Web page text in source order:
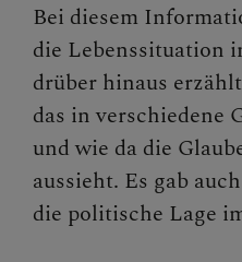
Bei diesem
die Lebenssituation
drüber hinaus
das in verschiedene
und wie da die
aussieht. Es gab
die politische Lage